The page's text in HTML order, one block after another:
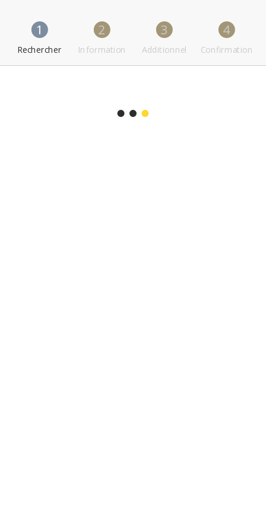
1
Rechercher
2
Information
3
Additionnel
4
Confirmation